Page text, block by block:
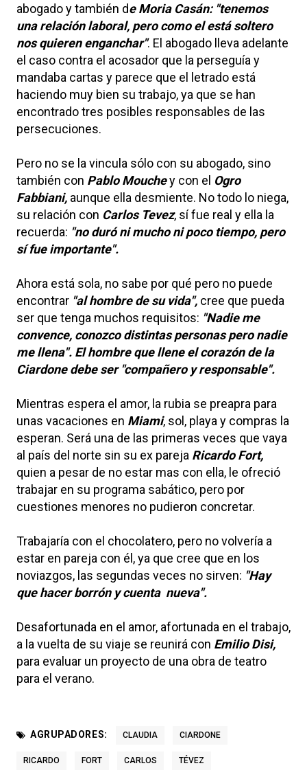
abogado y también de Moria Casán: "tenemos
una relación laboral, pero como el está soltero
nos quieren enganchar". El abogado lleva adelante
el caso contra el acosador que la perseguía y
mandaba cartas y parece que el letrado está
haciendo muy bien su trabajo, ya que se han
encontrado tres posibles responsables de las
persecuciones.
Pero no se la vincula sólo con su abogado, sino
también con Pablo Mouchey con el Ogro
Fabbiani, aunque ella desmiente. No todo lo niega,
su relación con Carlos Tevez, sí fue real y ella la
recuerda: "no duró ni mucho ni poco tiempo, pero
sí fue importante".
Ahora está sola, no sabe por qué pero no puede
encontrar "al hombre de su vida", cree que pueda
ser que tenga muchos requisitos: "Nadie me
convence, conozco distintas personas pero nadie
me llena". El hombre que llene el corazón de la
Ciardone debe ser "compañero y responsable".
Mientras espera el amor, la rubia se preapra para
unas vacaciones en Miami, sol, playa y compras la
esperan. Será una de las primeras veces que vaya
al país del norte sin su ex pareja Ricardo Fort,
quien a pesar de no estar mas con ella, le ofreció
trabajar en su programa sabático, pero por
cuestiones menores no pudieron concretar.
Trabajaría con el chocolatero, pero no volvería a
estar en pareja con él, ya que cree que en los
noviazgos, las segundas veces no sirven: "Hay
que hacer borrón y cuenta nueva".
Desafortunada en el amor, afortunada en el trabajo,
a la vuelta de su viaje se reunirá con Emilio Disi,
para evaluar un proyecto de una obra de teatro
para el verano.
AGRUPADORES: CLAUDIA CIARDONE
RICARDO FORT CARLOS TÉVEZ